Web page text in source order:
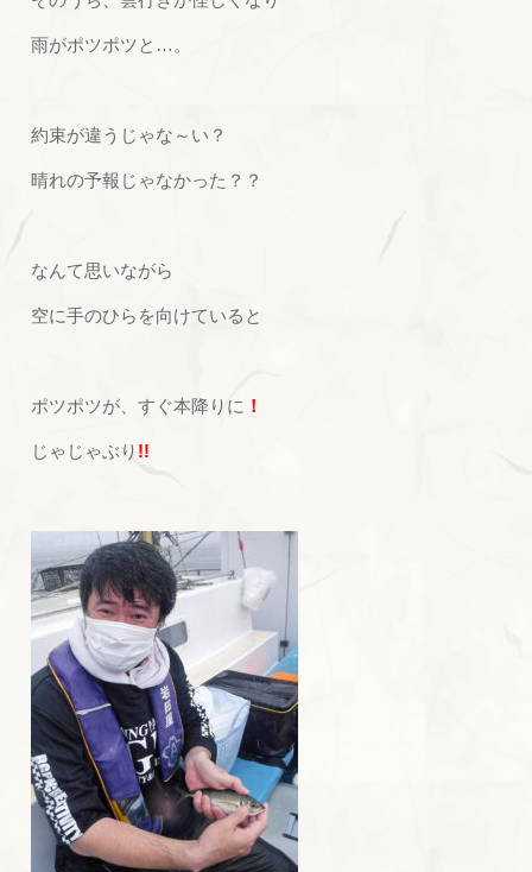
雨がポツポツと…。
約束が違うじゃな～い？
晴れの予報じゃなかった？？
なんて思いながら
空に手のひらを向けていると
ポツポツが、すぐ本降りに ！
じゃじゃぶり !!